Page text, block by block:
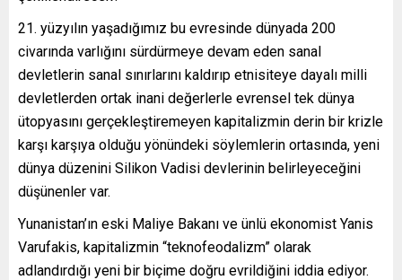
21. yüzyılın yaşadığımız bu evresinde dünyada 200
civarında varlığını sürdürmeye devam eden sanal
devletlerin sanal sınırlarını kaldırıp etnisiteye dayalı milli
devletlerden ortak inani değerlerle evrensel tek dünya
ütopyasını gerçekleştiremeyen kapitalizmin derin bir krizle
karşı karşıya olduğu yönündeki söylemlerin ortasında, yeni
dünya düzenini Silikon Vadisi devlerinin belirleyeceğini
düşünenler var.
Yunanistan’ın eski Maliye Bakanı ve ünlü ekonomist Yanis
Varufakis, kapitalizmin “teknofeodalizm” olarak
adlandırdığı yeni bir biçime doğru evrildiğini iddia ediyor.